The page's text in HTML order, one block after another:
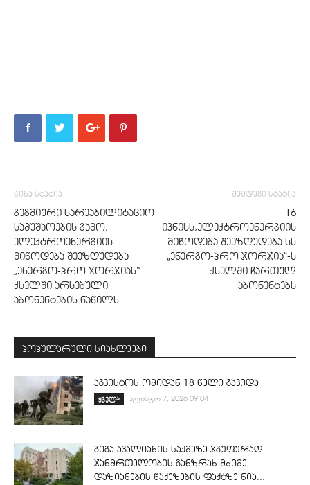
წინა სტატია
გეგმიური სარეაბილიტაციო
სამუშაოების გამო,
ელექტროენერგიის
მიწოდება შეეზღუდება
„ენერგო-პრო ჯორჯიას“
ქსელში არსებული
აბონენტების ნაწილს
შემდეგი სტატია
16
ივნისს,ელექტროენერგიის
მიწოდება შეეზღუდება სს
„ენერგო-პრო ჯორჯია“-ს
ქსელში ჩართულ
აბონენტებს
პოპულარული სიახლეები
აგვისტოს ომიდან 18 წელი გავიდა
ყველა აგვისტო 7, 2026 09:04
გიგა ავალიანის საქმეზე ჯგუფურად
ჯანმრთელობის განზრახ მძიმე
დაზიანების წაქეზების ფაქტზე ნია...